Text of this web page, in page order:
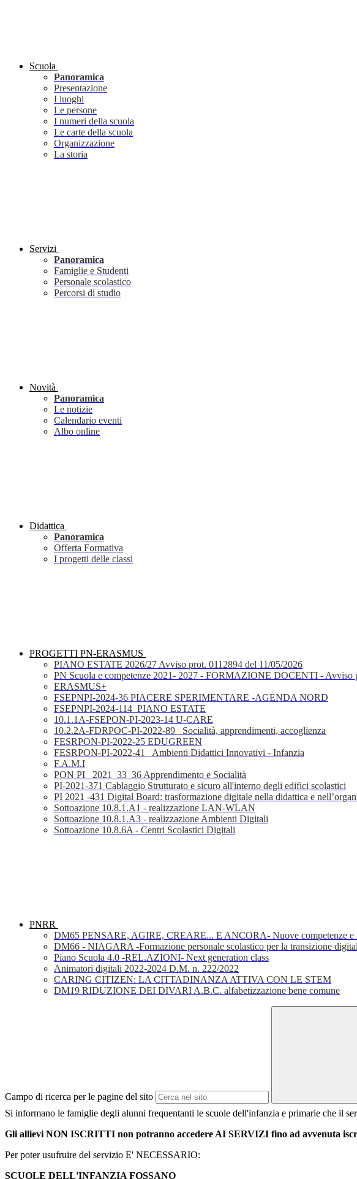
Scuola
Panoramica
Presentazione
I luoghi
Le persone
I numeri della scuola
Le carte della scuola
Organizzazione
La storia
Servizi
Panoramica
Famiglie e Studenti
Personale scolastico
Percorsi di studio
Novità
Panoramica
Le notizie
Calendario eventi
Albo online
Didattica
Panoramica
Offerta Formativa
I progetti delle classi
PROGETTI PN-ERASMUS
PIANO ESTATE 2026/27 Avviso prot. 0112894 del 11/05/2026
PN Scuola e competenze 2021- 2027 - FORMAZIONE DOCENTI - Avviso
ERASMUS+
FSEPNPI-2024-36 PIACERE SPERIMENTARE -AGENDA NORD
FSEPNPI-2024-114_PIANO ESTATE
10.1.1A-FSEPON-PI-2023-14 U-CARE
10.2.2A-FDRPOC-PI-2022-89_ Socialità, apprendimenti, accoglienza
FESRPON-PI-2022-25 EDUGREEN
FESRPON-PI-2022-41_ Ambienti Didattici Innovativi - Infanzia
F.A.M.I
PON PI_ 2021_33_36 Apprendimento e Socialità
PI-2021-371 Cablaggio Strutturato e sicuro all'interno degli edifici scolastici
PI 2021 -431 Digital Board: trasformazione digitale nella didattica e
Sottoazione 10.8.1.A1 - realizzazione LAN-WLAN
Sottoazione 10.8.1.A3 - realizzazione Ambienti Digitali
Sottoazione 10.8.6A - Centri Scolastici Digitali
PNRR
DM65 PENSARE, AGIRE, CREARE... E ANCORA- Nuove competenze e
DM66 - NIAGARA -Formazione personale scolastico per la transizione
Piano Scuola 4.0 -REL.AZIONI- Next generation class
Animatori digitali 2022-2024 D.M. n. 222/2022
CARING CITIZEN: LA CITTADINANZA ATTIVA CON LE STEM
DM19 RIDUZIONE DEI DIVARI A.B.C. alfabetizzazione bene comune
Campo di ricerca per le pagine del sito
Si informano le famiglie degli alunni frequentanti le scuole dell'infanzia e primarie che il
Gli allievi NON ISCRITTI non potranno accedere AI SERVIZI fino ad avvenuta
Per poter usufruire del servizio E' NECESSARIO:
SCUOLE DELL'INFANZIA FOSSANO